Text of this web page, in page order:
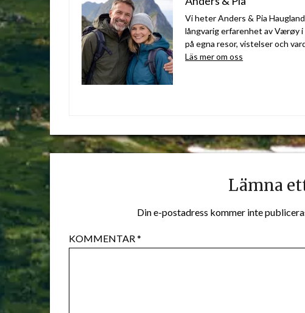
Vi heter Anders & Pia
långvarig erfarenhet av Værøy
på egna resor, vistelser och
Läs mer om oss
Lämna
Din e-postadress kommer inte
KOMMENTAR*